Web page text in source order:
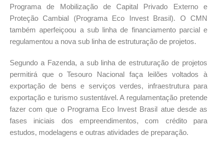
Programa de Mobilização de Capital Privado Externo e
Proteção Cambial (Programa Eco Invest Brasil). O CMN
também aperfeiçoou a sub linha de financiamento parcial e
regulamentou a nova sub linha de estruturação de projetos.
Segundo a Fazenda, a sub linha de estruturação de projetos
permitirá que o Tesouro Nacional faça leilões voltados à
exportação de bens e serviços verdes, infraestrutura para
exportação e turismo sustentável. A regulamentação pretende
fazer com que o Programa Eco Invest Brasil atue desde as
fases iniciais dos empreendimentos, com crédito para
estudos, modelagens e outras atividades de preparação.